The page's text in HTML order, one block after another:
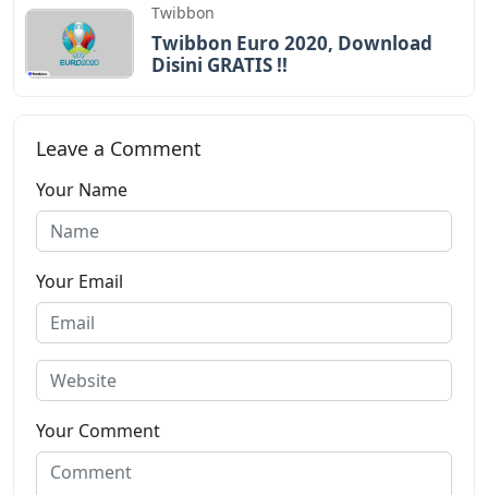
Twibbon
Twibbon Euro 2020, Download
Disini GRATIS !!
Leave a Comment
Your Name
Your Email
Your Comment